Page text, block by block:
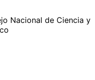
Nacional de Ciencia y